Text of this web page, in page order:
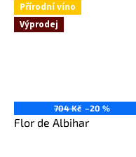
Přírodní víno
Výprodej
704 Kč –20 %
Flor de Albihar